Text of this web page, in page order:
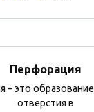
Перфорация
– это
отверстия в